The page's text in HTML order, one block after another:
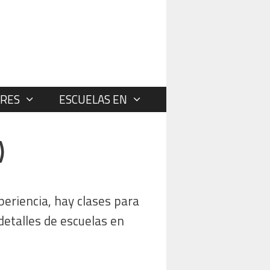
ESCUELAS EN
hay clases para
de escuelas en